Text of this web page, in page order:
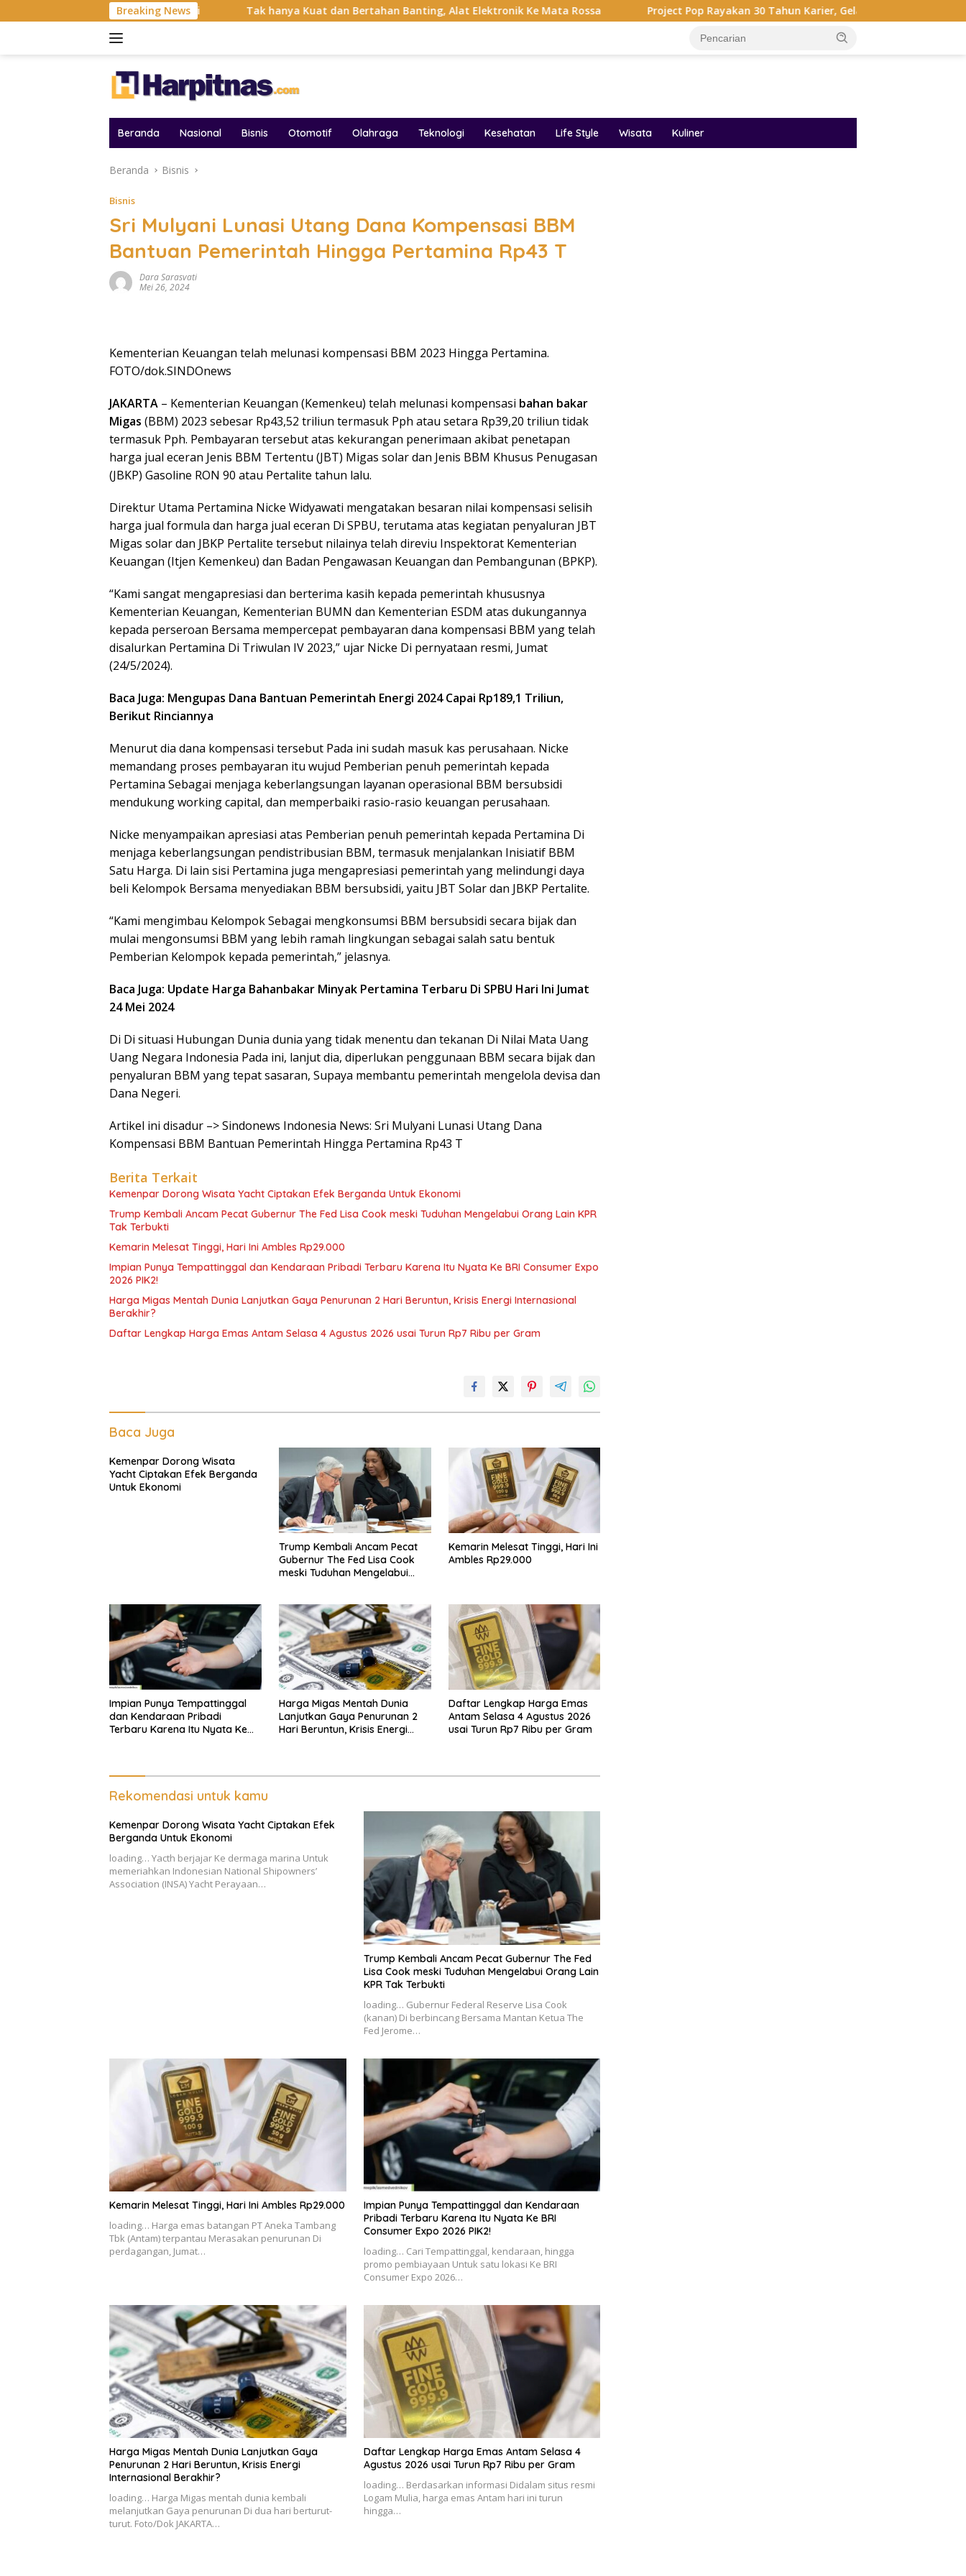
ke
Breaking NewsTak hanya Kuat dan Bertahan Banting, Alat Elektronik Ke Mata Rossa Project Pop Rayakan 30 Tahun Karier, Gelar Pertunjukan Musik Penuh Nostalgia
Beranda Nasional Bisnis Otomotif Olahraga Teknologi Kesehatan Life Style Wisata Kuliner
Beranda Bisnis
Bisnis
Sri Mulyani Lunasi Utang Dana Kompensasi BBM
Bantuan Pemerintah Hingga Pertamina Rp43 T
Dara Sarasvati
Mei 26, 2024
Kementerian Keuangan telah melunasi kompensasi BBM 2023 Hingga Pertamina.
FOTO/dok.SINDOnews
JAKARTA – Kementerian Keuangan (Kemenkeu) telah melunasi kompensasi bahan bakar
Migas (BBM) 2023 sebesar Rp43,52 triliun termasuk Pph atau setara Rp39,20 triliun tidak
termasuk Pph. Pembayaran tersebut atas kekurangan penerimaan akibat penetapan
harga jual eceran Jenis BBM Tertentu (JBT) Migas solar dan Jenis BBM Khusus Penugasan
(JBKP) Gasoline RON 90 atau Pertalite tahun lalu.
Direktur Utama Pertamina Nicke Widyawati mengatakan besaran nilai kompensasi selisih
harga jual formula dan harga jual eceran Di SPBU, terutama atas kegiatan penyaluran JBT
Migas solar dan JBKP Pertalite tersebut nilainya telah direviu Inspektorat Kementerian
Keuangan (Itjen Kemenkeu) dan Badan Pengawasan Keuangan dan Pembangunan (BPKP).
“Kami sangat mengapresiasi dan berterima kasih kepada pemerintah khususnya
Kementerian Keuangan, Kementerian BUMN dan Kementerian ESDM atas dukungannya
kepada perseroan Bersama mempercepat pembayaran dana kompensasi BBM yang telah
disalurkan Pertamina Di Triwulan IV 2023,” ujar Nicke Di pernyataan resmi, Jumat
(24/5/2024).
Baca Juga: Mengupas Dana Bantuan Pemerintah Energi 2024 Capai Rp189,1 Triliun,
Berikut Rinciannya
Menurut dia dana kompensasi tersebut Pada ini sudah masuk kas perusahaan. Nicke
memandang proses pembayaran itu wujud Pemberian penuh pemerintah kepada
Pertamina Sebagai menjaga keberlangsungan layanan operasional BBM bersubsidi
mendukung working capital, dan memperbaiki rasio-rasio keuangan perusahaan.
Nicke menyampaikan apresiasi atas Pemberian penuh pemerintah kepada Pertamina Di
menjaga keberlangsungan pendistribusian BBM, termasuk menjalankan Inisiatif BBM
Satu Harga. Di lain sisi Pertamina juga mengapresiasi pemerintah yang melindungi daya
beli Kelompok Bersama menyediakan BBM bersubsidi, yaitu JBT Solar dan JBKP Pertalite.
“Kami mengimbau Kelompok Sebagai mengkonsumsi BBM bersubsidi secara bijak dan
mulai mengonsumsi BBM yang lebih ramah lingkungan sebagai salah satu bentuk
Pemberian Kelompok kepada pemerintah,” jelasnya.
Baca Juga: Update Harga Bahanbakar Minyak Pertamina Terbaru Di SPBU Hari Ini Jumat
24 Mei 2024
Di Di situasi Hubungan Dunia dunia yang tidak menentu dan tekanan Di Nilai Mata Uang
Uang Negara Indonesia Pada ini, lanjut dia, diperlukan penggunaan BBM secara bijak dan
penyaluran BBM yang tepat sasaran, Supaya membantu pemerintah mengelola devisa dan
Dana Negeri.
Artikel ini disadur –> Sindonews Indonesia News: Sri Mulyani Lunasi Utang Dana
Kompensasi BBM Bantuan Pemerintah Hingga Pertamina Rp43 T
Berita Terkait
Kemenpar Dorong Wisata Yacht Ciptakan Efek Berganda Untuk Ekonomi
Trump Kembali Ancam Pecat Gubernur The Fed Lisa Cook meski Tuduhan Mengelabui Orang Lain KPR
Tak Terbukti
Kemarin Melesat Tinggi, Hari Ini Ambles Rp29.000
Impian Punya Tempattinggal dan Kendaraan Pribadi Terbaru Karena Itu Nyata Ke BRI Consumer Expo
2026 PIK2!
Harga Migas Mentah Dunia Lanjutkan Gaya Penurunan 2 Hari Beruntun, Krisis Energi Internasional
Berakhir?
Daftar Lengkap Harga Emas Antam Selasa 4 Agustus 2026 usai Turun Rp7 Ribu per Gram
Baca Juga
Kemenpar Dorong Wisata
Yacht Ciptakan Efek Berganda
Untuk Ekonomi
Trump Kembali Ancam Pecat
Gubernur The Fed Lisa Cook
meski Tuduhan Mengelabui
Kemarin Melesat Tinggi, Hari Ini
Ambles Rp29.000
Impian Punya Tempattinggal
dan Kendaraan Pribadi
Terbaru Karena Itu Nyata Ke
Harga Migas Mentah Dunia
Lanjutkan Gaya Penurunan 2
Hari Beruntun, Krisis Energi
Daftar Lengkap Harga Emas
Antam Selasa 4 Agustus 2026
usai Turun Rp7 Ribu per Gram
Rekomendasi untuk kamu
Kemenpar Dorong Wisata Yacht Ciptakan Efek
Berganda Untuk Ekonomi
loading… Yacth berjajar Ke dermaga marina Untuk
memeriahkan Indonesian National Shipowners’
Association (INSA) Yacht Perayaan…
Trump Kembali Ancam Pecat Gubernur The Fed
Lisa Cook meski Tuduhan Mengelabui Orang Lain
KPR Tak Terbukti
loading… Gubernur Federal Reserve Lisa Cook
(kanan) Di berbincang Bersama Mantan Ketua The
Fed Jerome…
Kemarin Melesat Tinggi, Hari Ini Ambles Rp29.000
loading… Harga emas batangan PT Aneka Tambang
Tbk (Antam) terpantau Merasakan penurunan Di
perdagangan, Jumat…
Impian Punya Tempattinggal dan Kendaraan
Pribadi Terbaru Karena Itu Nyata Ke BRI
Consumer Expo 2026 PIK2!
loading… Cari Tempattinggal, kendaraan, hingga
promo pembiayaan Untuk satu lokasi Ke BRI
Consumer Expo 2026…
Harga Migas Mentah Dunia Lanjutkan Gaya
Penurunan 2 Hari Beruntun, Krisis Energi
Internasional Berakhir?
loading… Harga Migas mentah dunia kembali
melanjutkan Gaya penurunan Di dua hari berturut-
turut. Foto/Dok JAKARTA…
Daftar Lengkap Harga Emas Antam Selasa 4
Agustus 2026 usai Turun Rp7 Ribu per Gram
loading… Berdasarkan informasi Didalam situs resmi
Logam Mulia, harga emas Antam hari ini turun
hingga…